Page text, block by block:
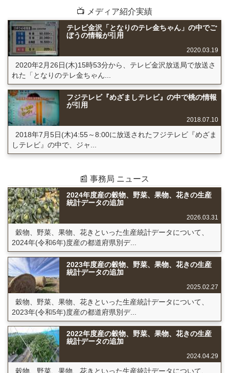
📺 メディア紹介実績
テレビ金沢「となりのテレ金ちゃん」の中でご
ぼうの情報が引用
2020.03.19
2020年2月26日(木)15時53分から、テレビ金沢放送局で放送さ
れた「となりのテレ金ちゃん...
フジテレビ『めざましテレビ』の中で桃の情報
が引用
2018.07.10
2018年7月5日(木)4:55～8:00に放送されたフジテレビ『めざま
しテレビ』の中で、ジャ...
📰 事務局 ニュース
2024年度産の穀物、野菜、果物、花きの生産
統計データの追加
2026.03.31
穀物、野菜、果物、花きといった生産統計データについて、
2024年(令和6年)度産の都道府県別デ...
2023年度産の穀物、野菜、果物、花きの生産
統計データの追加
2025.02.27
穀物、野菜、果物、花きといった生産統計データについて、
2023年(令和5年)度産の都道府県別デ...
2022年度産の穀物、野菜、果物、花きの生産
統計データの追加
2024.04.29
穀物、野菜、果物、花きといった生産統計データについて、